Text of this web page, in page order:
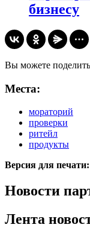
бизнесу
Вы можете
Места:
мораторий
проверки
ритейл
продукты
Версия для печати:
Новости
Лента